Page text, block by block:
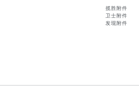
揽胜附件
卫士附件
发现附件